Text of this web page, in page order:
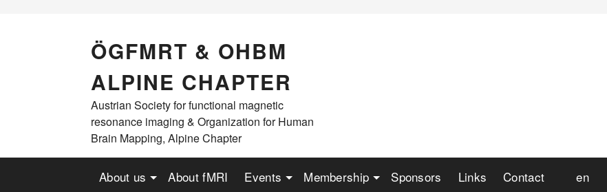
ÖGFMRT & OHBM
ALPINE CHAPTER
Austrian Society for functional magnetic
resonance imaging & Organization for Human
Brain Mapping, Alpine Chapter
About us About fMRI Events Membership Sponsors Links Contact en